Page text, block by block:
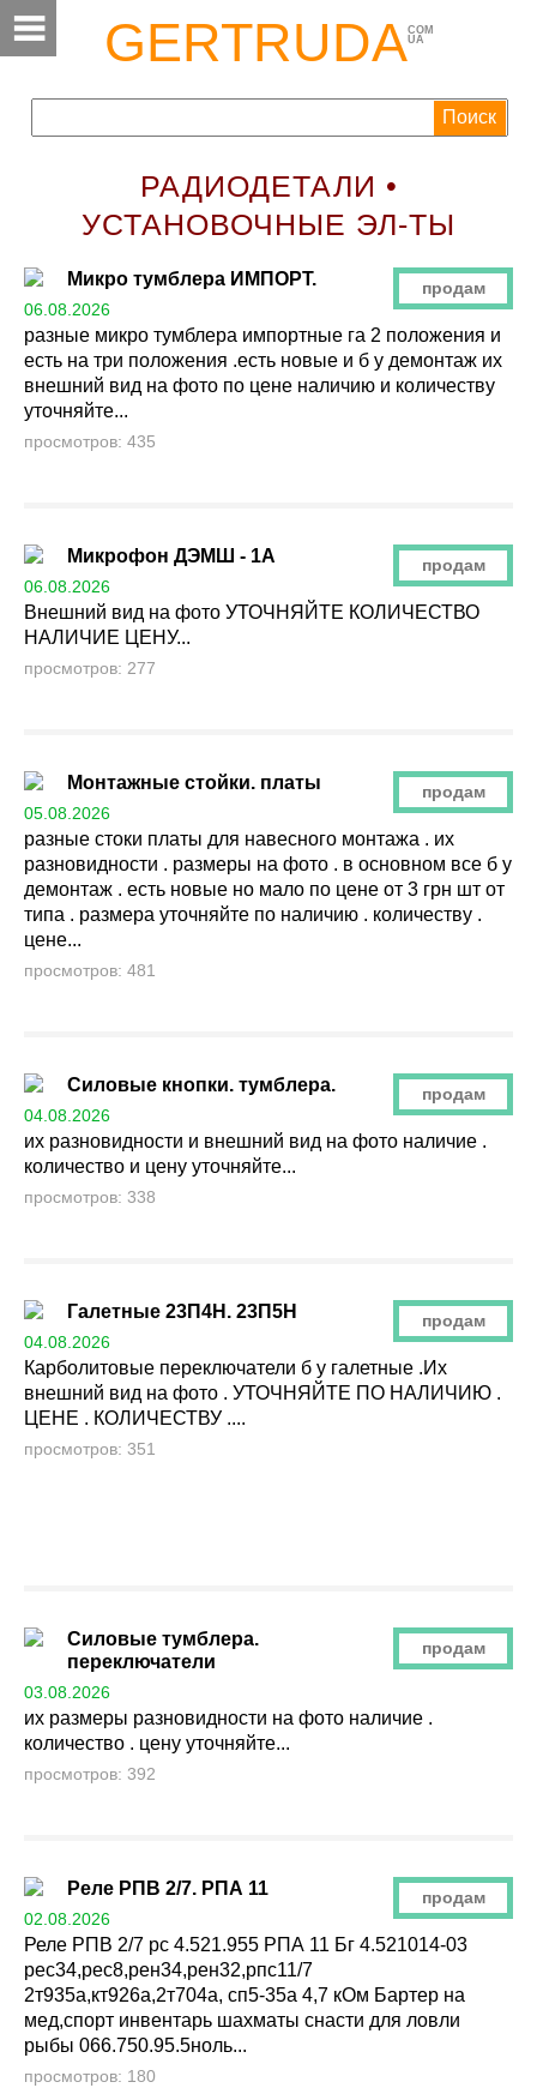
GERTRUDACOM
UA
РАДИОДЕТАЛИ •
УСТАНОВОЧНЫЕ ЭЛ-ТЫ
продам
Микро тумблера ИМПОРТ.
06.08.2026
разные микро тумблера импортные га 2 положения и
есть на три положения .есть новые и б у демонтаж их
внешний вид на фото по цене наличию и количеству
уточняйте...
просмотров: 435
продам
Микрофон ДЭМШ - 1А
06.08.2026
Внешний вид на фото УТОЧНЯЙТЕ КОЛИЧЕСТВО
НАЛИЧИЕ ЦЕНУ...
просмотров: 277
продам
Монтажные стойки. платы
05.08.2026
разные стоки платы для навесного монтажа . их
разновидности . размеры на фото . в основном все б у
демонтаж . есть новые но мало по цене от 3 грн шт от
типа . размера уточняйте по наличию . количеству .
цене...
просмотров: 481
продам
Силовые кнопки. тумблера.
04.08.2026
их разновидности и внешний вид на фото наличие .
количество и цену уточняйте...
просмотров: 338
продам
Галетные 23П4Н. 23П5Н
04.08.2026
Карболитовые переключатели б у галетные .Их
внешний вид на фото . УТОЧНЯЙТЕ ПО НАЛИЧИЮ .
ЦЕНЕ . КОЛИЧЕСТВУ ....
просмотров: 351
продам
Силовые тумблера.
переключатели
03.08.2026
их размеры разновидности на фото наличие .
количество . цену уточняйте...
просмотров: 392
продам
Реле РПВ 2/7. РПА 11
02.08.2026
Реле РПВ 2/7 рс 4.521.955 РПА 11 Бг 4.521014-03
рес34,рес8,рен34,рен32,рпс11/7
2т935а,кт926а,2т704а, сп5-35а 4,7 кОм Бартер на
мед,спорт инвентарь шахматы снасти для ловли
рыбы 066.750.95.5ноль...
просмотров: 180